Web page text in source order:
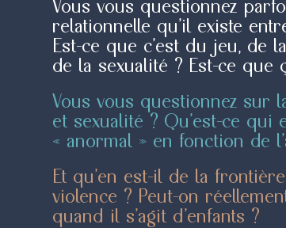
Vous vous questionnez
relationnelle qu’il existe
Est-ce que c’est du jeu, de
de la sexualité ? Est-ce que
Vous vous questionnez sur
et sexualité ? Qu’est-ce qui
« anormal » en fonction de
Et qu’en est-il de la
violence ? Peut-on
quand il s’agit d’enfants ?